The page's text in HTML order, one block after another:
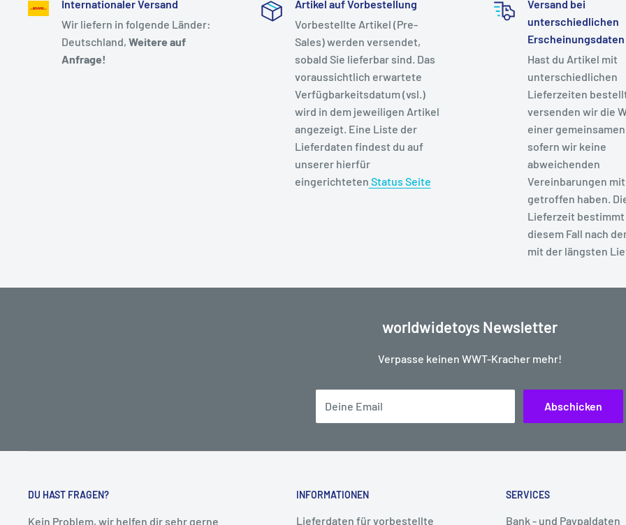
Internationaler Versand
Wir liefern in folgende Länder:
Deutschland, Weitere auf
Anfrage!
Artikel auf Vorbestellung
Vorbestellte Artikel (Pre-
Sales) werden versendet,
sobald Sie lieferbar sind. Das
voraussichtlich erwartete
Verfügbarkeitsdatum (vsl.)
wird in dem jeweiligen Artikel
angezeigt. Eine Liste der
Lieferdaten findest du auf
unserer hierfür
eingerichteten Status Seite
Versand bei
unterschiedlichen
Erscheinungsdaten
Hast du Artikel mit
unterschiedlichen
Lieferzeiten
versenden wir die
einer
sofern wir keine
abweichenden
Vereinbarungen
getroffen haben.
Lieferzeit bestimmt
diesem Fall nach
mit der längsten
worldwidetoys Newsletter
Verpasse keinen WWT-Kracher mehr!
Deine Email Abschicken
DU HAST FRAGEN?
Kein Problem, wir helfen dir sehr gerne
INFORMATIONEN
Lieferdaten für vorbestellte
SERVICES
Bank - und Paypaldaten